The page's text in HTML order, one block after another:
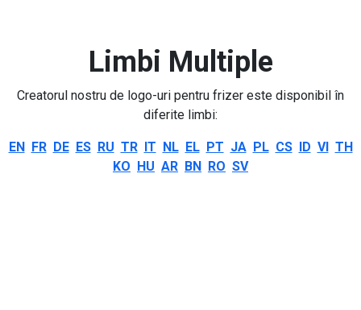
Limbi Multiple
Creatorul nostru de logo-uri pentru frizer este disponibil în
diferite limbi:
EN FR DE ES RU TR IT NL EL PT JA PL CS ID VI TH
KO HU AR BN RO SV